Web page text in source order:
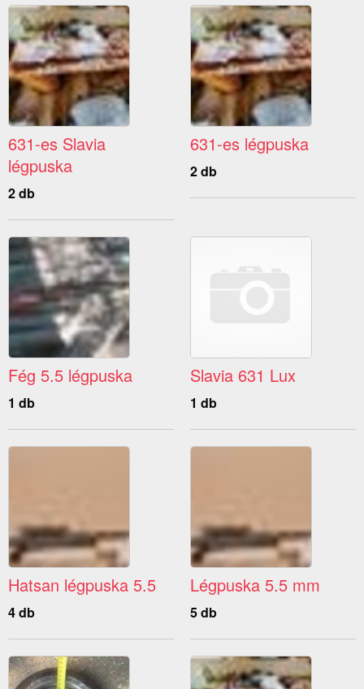
631-es Slavia
légpuska
2 db
631-es légpuska
2 db
Fég 5.5 légpuska
1 db
Slavia 631 Lux
1 db
Hatsan légpuska 5.5
4 db
Légpuska 5.5 mm
5 db